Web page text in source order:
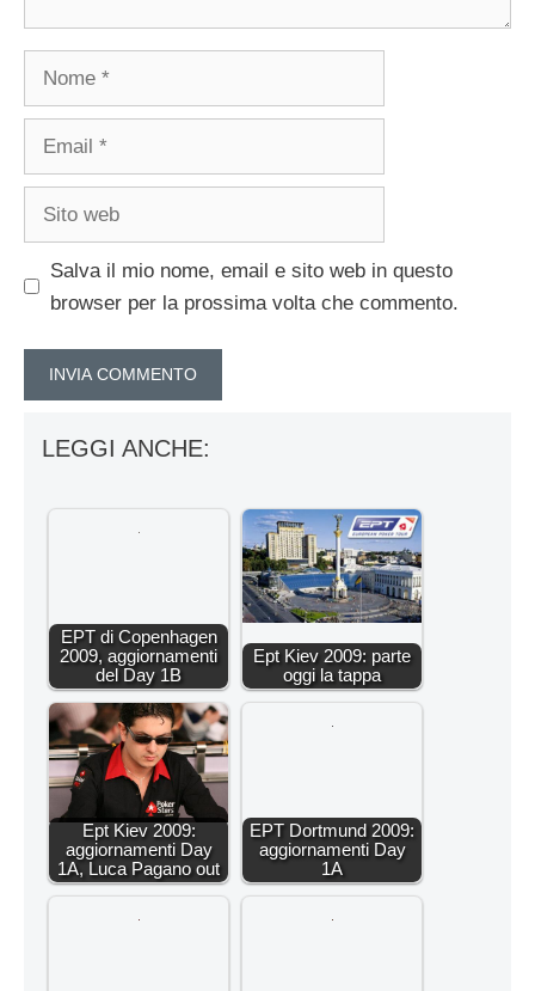
Nome
Email
Sito
Salva il mio nome, email e sito web in questo
browser per la prossima volta che commento.
LEGGI ANCHE:
EPT di Copenhagen
2009, aggiornamenti
del Day 1B
Ept Kiev 2009: parte
oggi la tappa
Ept Kiev 2009:
aggiornamenti Day
1A, Luca Pagano out
EPT Dortmund 2009:
aggiornamenti Day
1A